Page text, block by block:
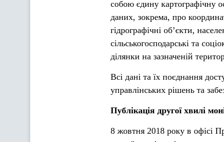
собою єдину картографічну
даних, зокрема, про
гідрографічні об’єкти,
сільськогосподарські та
ділянки на зазначеній
Всі дані та їх поєднання
управлінських рішень та
Публікація другої хвилі
8 жовтня 2018 року в офісі